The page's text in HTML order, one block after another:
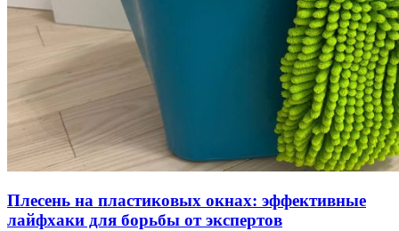
Плесень на пластиковых окнах: эффективные
лайфхаки для борьбы от экспертов